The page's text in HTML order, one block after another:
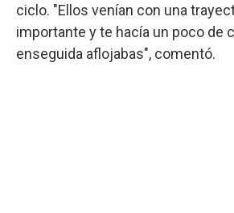
ciclo. "Ellos venían con una
importante y te hacía un poco de
enseguida aflojabas", comentó.